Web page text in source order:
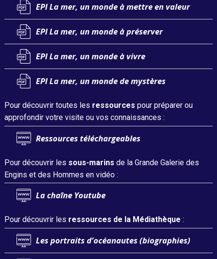
EPI La mer, un monde à mettre en valeur
EPI La mer, un monde à préserver
EPI La mer, un monde à vivre
EPI La mer, un monde de mystères
Pour découvrir toutes les ressources pour préparer ou
approfondir votre visite ou vos connaissances :
Ressources téléchargeables
Pour découvrir les sous-marins de la Grande Galerie des
Engins et des Hommes en vidéo :
La chaîne Youtube
Pour découvrir les ressources de la Médiathèque :
Les portraits d’océanautes (biographies)